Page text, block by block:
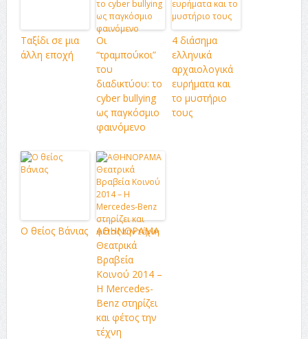
Ταξίδι σε μια
άλλη εποχή
Οι
“τραμπούκοι”
του
διαδικτύου: το
cyber bullying
ως παγκόσμιο
φαινόμενο
4 διάσημα
ελληνικά
αρχαιολογικά
ευρήματα και
το μυστήριο
τους
Ο θείος Βάνιας
ΑΘΗΝΟΡΑΜΑ
Θεατρικά
Βραβεία
Κοινού 2014 –
Η Mercedes-
Benz στηρίζει
και φέτος την
τέχνη